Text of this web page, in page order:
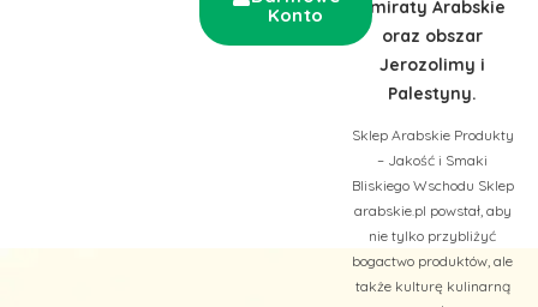
Emiraty Arabskie
oraz obszar
Jerozolimy i
Palestyny.
Sklep Arabskie Produkty
– Jakość i Smaki
Bliskiego Wschodu Sklep
arabskie.pl powstał, aby
nie tylko przybliżyć
bogactwo produktów, ale
także kulturę kulinarną
Konto